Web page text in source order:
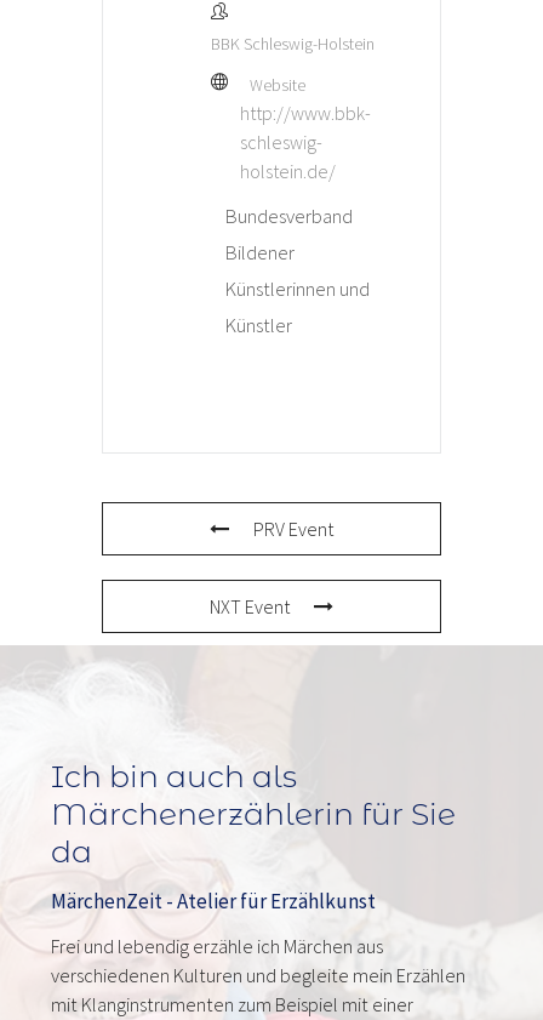
BBK Schleswig-Holstein
Website
http://www.bbk-
schleswig-
holstein.de/
Bundesverband
Bildener
Künstlerinnen und
Künstler
PRV Event
NXT Event
Ich bin auch als
Märchenerzählerin für Sie
da
MärchenZeit - Atelier für Erzählkunst
Frei und lebendig erzähle ich Märchen aus
verschiedenen Kulturen und begleite mein Erzählen
mit Klanginstrumenten zum Beispiel mit einer